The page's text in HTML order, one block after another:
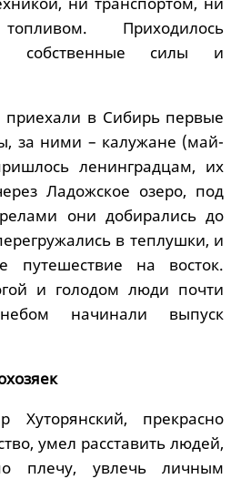
Приходилось
собственные силы и
приехали в Сибирь первые
за ними – калужане (май-
ленинградцам, их
Ладожское озеро, под
они добирались до
в теплушки, и
путешествие на восток.
и голодом люди почти
начинали выпуск
Хуторянский, прекрасно
умел расставить людей,
плечу, увлечь личным